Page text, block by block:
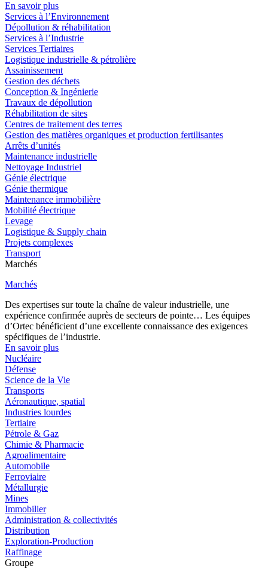
En savoir plus
Services à l’Environnement
Dépollution & réhabilitation
Services à l’Industrie
Services Tertiaires
Logistique industrielle & pétrolière
Assainissement
Gestion des déchets
Conception & Ingénierie
Travaux de dépollution
Réhabilitation de sites
Centres de traitement des terres
Gestion des matières organiques et production fertilisantes
Arrêts d’unités
Maintenance industrielle
Nettoyage Industriel
Génie électrique
Génie thermique
Maintenance immobilière
Mobilité électrique
Levage
Logistique & Supply chain
Projets complexes
Transport
Marchés
Marchés
Des expertises sur toute la chaîne de valeur industrielle, une
expérience confirmée auprès de secteurs de pointe… Les équipes
d’Ortec bénéficient d’une excellente connaissance des exigences
spécifiques de l’industrie.
En savoir plus
Nucléaire
Défense
Science de la Vie
Transports
Aéronautique, spatial
Industries lourdes
Tertiaire
Pétrole & Gaz
Chimie & Pharmacie
Agroalimentaire
Automobile
Ferroviaire
Métallurgie
Mines
Immobilier
Administration & collectivités
Distribution
Exploration-Production
Raffinage
Groupe